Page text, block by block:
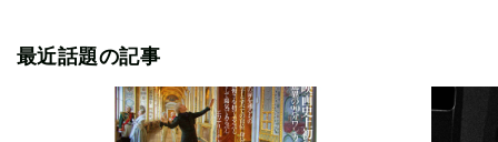
最近話題の記事